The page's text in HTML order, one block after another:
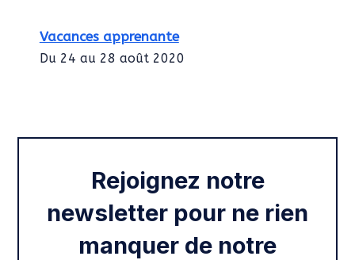
Vacances apprenante
Du 24 au 28 août 2020
Rejoignez notre
newsletter pour ne rien
manquer de notre